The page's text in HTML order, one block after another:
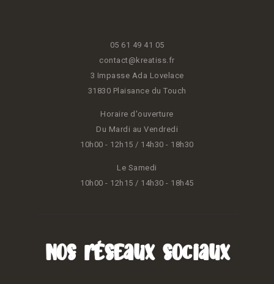
05 61 49 41 05
contact@kreatiss.fr
3 Impasse Ada Lovelace
31830 Plaisance du Touch
Horaire d'ouverture
Du Mardi au Vendredi
10h00 - 12h15 / 14h30 - 18h30
Le Samedi
10h00 - 12h15 / 14h30 - 18h45
Nos réseaux sociaux